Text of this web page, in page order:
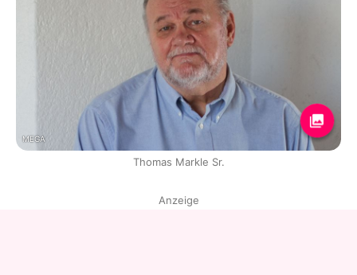
MEGA
Thomas Markle Sr.
Anzeige